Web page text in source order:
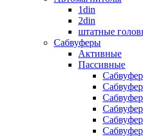
1din
2din
штатные
Сабвуферы
Активные
Пассивные